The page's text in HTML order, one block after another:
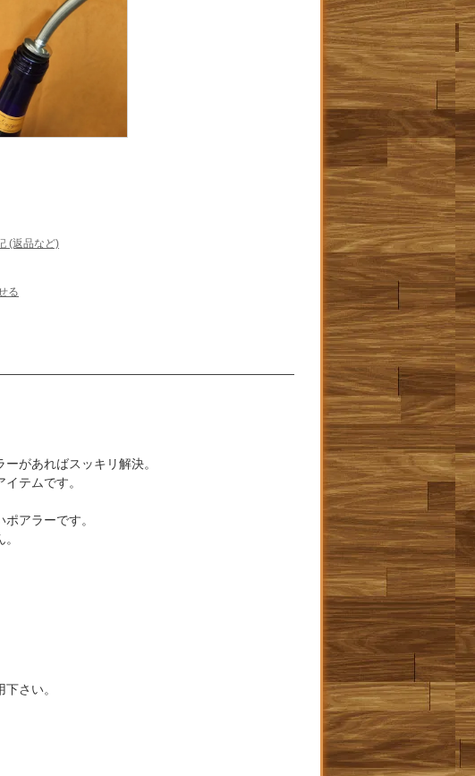
(返品など)
る
があればスッキリ解決。
テムです。
アラーです。
さい。